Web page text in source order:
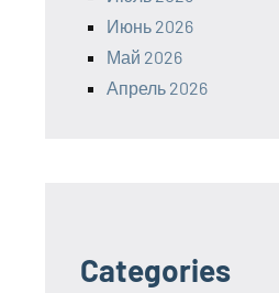
Июнь 2026
Май 2026
Апрель 2026
Categories